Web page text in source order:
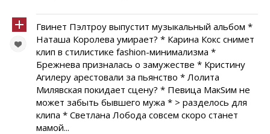
Гвинет Пэлтроу выпустит музыкальный альбом *
Наташа Королева умирает? * Карина Кокс снимет
клип в стилистике fashion-минимализма *
Брежнева призналась о замужестве * Кристину
Агилеру арестовали за пьянство * Лолита
Милявская покидает сцену? * Певица МакSим не
может забыть бывшего мужа * > разделось для
клипа * Светлана Лобода совсем скоро станет
мамой...